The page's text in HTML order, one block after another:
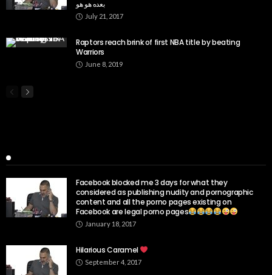
بعده هو هو
July 21, 2017
Raptors reach brink of first NBA title by beating
Warriors
June 8, 2019
Facebook blocked me 3 days for what they
considered as publishing nudity and pornographic
content and all the porno pages existing on
Facebook are legal porno pages
January 18, 2017
Hilarious Caramel
September 4, 2017